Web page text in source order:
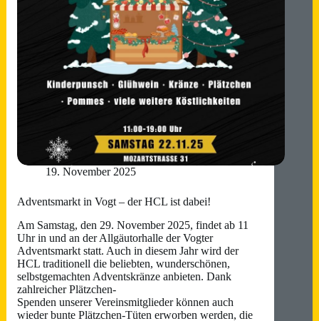
19. November 2025
Adventsmarkt in Vogt – der HCL ist dabei!
Am Samstag, den 29. November 2025, findet ab 11
Uhr in und an der Allgäutorhalle der Vogter
Adventsmarkt statt. Auch in diesem Jahr wird der
HCL traditionell die beliebten, wunderschönen,
selbstgemachten Adventskränze anbieten. Dank
zahlreicher Plätzchen-
Spenden unserer Vereinsmitglieder können auch
wieder bunte Plätzchen-Tüten erworben werden, die